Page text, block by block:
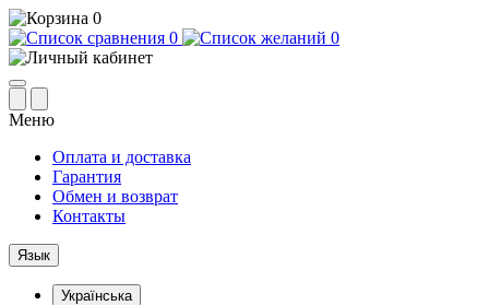
0
0
0
Меню
Оплата и доставка
Гарантия
Обмен и возврат
Контакты
Язык
Українська